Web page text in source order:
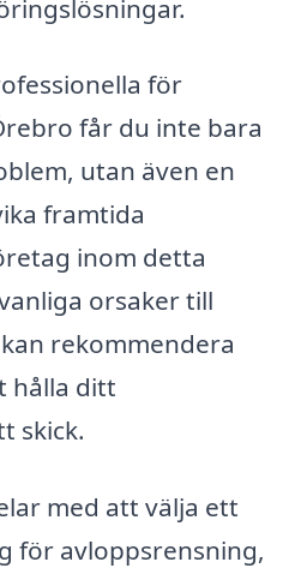
för
får du inte bara
utan även en
framtida
inom detta
orsaker till
rekommendera
hålla ditt
skick.
med att välja ett
för avloppsrensning,